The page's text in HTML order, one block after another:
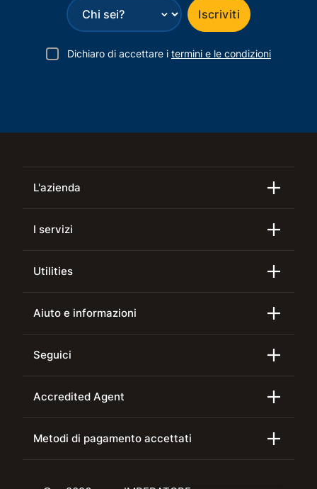
⌄ Iscriviti
Dichiaro di accettare i termini e le condizioni
L'azienda
I servizi
Utilities
Aiuto e informazioni
Seguici
Accredited Agent
Metodi di pagamento accettati